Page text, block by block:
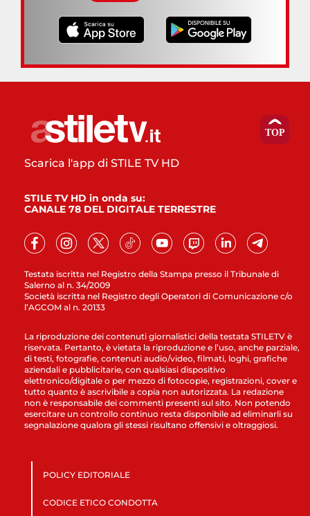
Testata iscritta nel Registro della Stampa presso il Tribunale di
Salerno al n. 34/2009
Società iscritta nel Registro degli Operatori di Comunicazione c/o
l’AGCOM al n. 20133
Scarica l'app di STILE TV HD
STILE TV HD in onda su:
CANALE 78 DEL DIGITALE TERRESTRE
La riproduzione dei contenuti giornalistici della testata STILETV è
riservata. Pertanto, è vietata la riproduzione e l’uso, anche parziale,
di testi, fotografie, contenuti audio/video, filmati, loghi, grafiche
aziendali e pubblicitarie, con qualsiasi dispositivo
elettronico/digitale o per mezzo di fotocopie, registrazioni, cover e
tutto quanto è ascrivibile a copia non autorizzata. La redazione
non è responsabile dei commenti presenti sul sito. Non potendo
esercitare un controllo continuo resta disponibile ad eliminarli su
segnalazione qualora gli stessi risultano offensivi e oltraggiosi.
POLICY EDITORIALE
CODICE ETICO CONDOTTA